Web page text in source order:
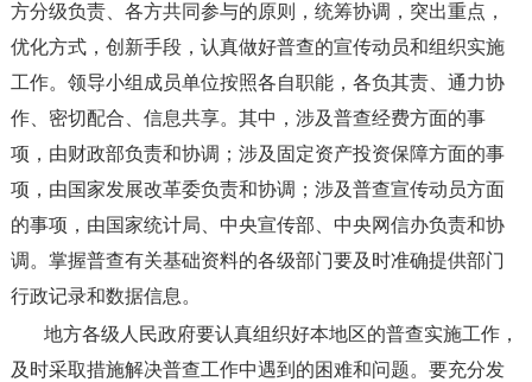
方分级负责、各方共同参与的原则，统筹协调，突出重点，
优化方式，创新手段，认真做好普查的宣传动员和组织实施
工作。领导小组成员单位按照各自职能，各负其责、通力协
作、密切配合、信息共享。其中，涉及普查经费方面的事
项，由财政部负责和协调；涉及固定资产投资保障方面的事
项，由国家发展改革委负责和协调；涉及普查宣传动员方面
的事项，由国家统计局、中央宣传部、中央网信办负责和协
调。掌握普查有关基础资料的各级部门要及时准确提供部门
行政记录和数据信息。
地方各级人民政府要认真组织好本地区的普查实施工作，
及时采取措施解决普查工作中遇到的困难和问题。要充分发